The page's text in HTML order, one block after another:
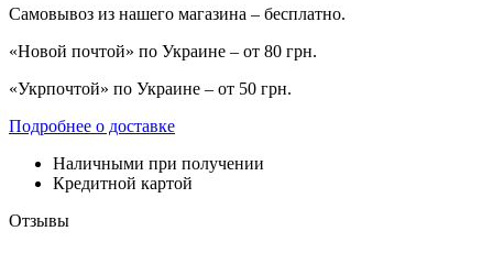
Самовывоз из нашего магазина – бесплатно.
«Новой почтой» по Украине – от 80 грн.
«Укрпочтой» по Украине – от 50 грн.
Подробнее о доставке
Наличными при получении
Кредитной картой
Отзывы